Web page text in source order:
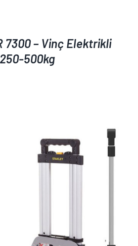
7300 – Vinç Elektrikli
250-500kg